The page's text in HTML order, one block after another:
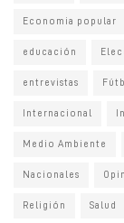
Economia popular
educación
entrevistas
Internacional
Medio Ambiente
Nacionales
Religión Salud